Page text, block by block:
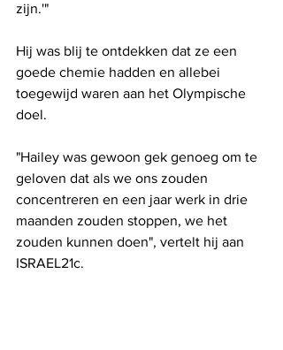
zijn.'"
Hij was blij te ontdekken dat ze een
goede chemie hadden en allebei
toegewijd waren aan het Olympische
doel.
"Hailey was gewoon gek genoeg om te
geloven dat als we ons zouden
concentreren en een jaar werk in drie
maanden zouden stoppen, we het
zouden kunnen doen", vertelt hij aan
ISRAEL21c.